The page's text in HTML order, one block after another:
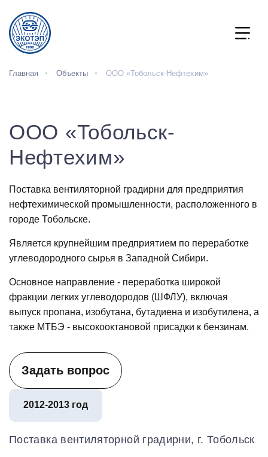
Главная Объекты ООО «Тобольск-Нефтехим»
ООО «Тобольск-
Нефтехим»
Поставка вентиляторной градирни для предприятия
нефтехимической промышленности, расположенного в
городе Тобольске.
Является крупнейшим предприятием по переработке
углеводородного сырья в Западной Сибири.
Основное направление - переработка широкой
фракции легких углеводородов (ШФЛУ), включая
выпуск пропана, изобутана, бутадиена и изобутилена, а
также МТБЭ - высокооктановой присадки к бензинам.
Задать вопрос
2012-2013 год
Поставка вентиляторной градирни, г. Тобольск